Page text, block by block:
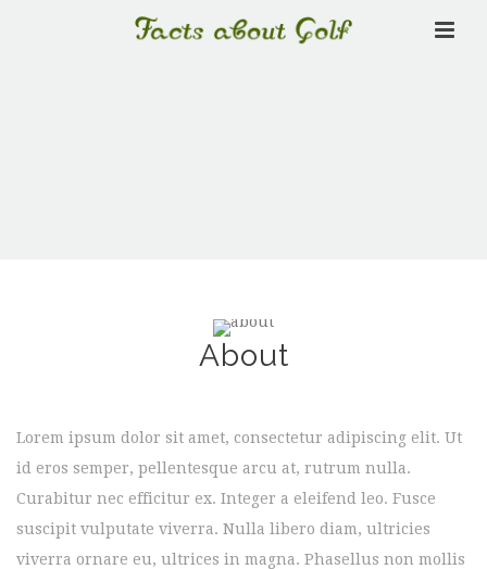
About
Lorem ipsum dolor sit amet, consectetur adipiscing elit. Ut
id eros semper, pellentesque arcu at, rutrum nulla.
Curabitur nec efficitur ex. Integer a eleifend leo. Fusce
suscipit vulputate viverra. Nulla libero diam, ultricies
viverra ornare eu, ultrices in magna. Phasellus non mollis